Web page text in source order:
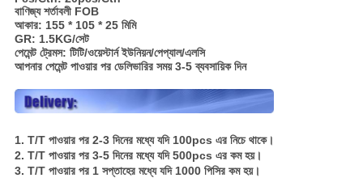
বাণিজ্য শর্তাবলী FOB
আকার: 155 * 105 * 25 মিমি
GR: 1.5KG/সেট
পেমেন্ট ট্রেমস: টিটি/ওয়েস্টার্ন ইউনিয়ন/পেপ্যাল/এলসি
আপনার পেমেন্ট পাওয়ার পর ডেলিভারির সময় 3-5 ব্যবসায়িক দিন
1. T/T পাওয়ার পর 2-3 দিনের মধ্যে যদি 100pcs এর নিচে থাকে।
2. T/T পাওয়ার পর 3-5 দিনের মধ্যে যদি 500pcs এর কম হয়।
3. T/T পাওয়ার পর 1 সপ্তাহের মধ্যে যদি 1000 পিসির কম হয়।